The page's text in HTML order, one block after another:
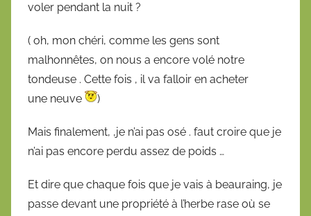
voler pendant la nuit ?
( oh, mon chéri, comme les gens sont
malhonnêtes, on nous a encore volé notre
tondeuse . Cette fois , il va falloir en acheter
une neuve
)
Mais finalement, ,je n’ai pas osé . faut croire que je
n’ai pas encore perdu assez de poids …
Et dire que chaque fois que je vais à beauraing, je
passe devant une propriété à l’herbe rase où se